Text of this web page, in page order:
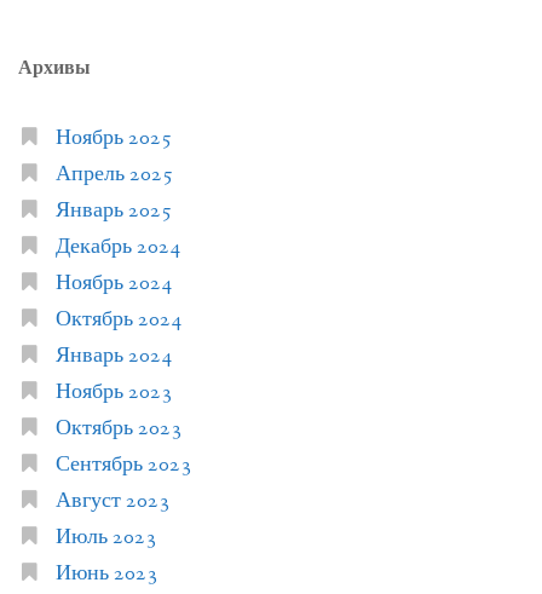
Архивы
Ноябрь 2025
Апрель 2025
Январь 2025
Декабрь 2024
Ноябрь 2024
Октябрь 2024
Январь 2024
Ноябрь 2023
Октябрь 2023
Сентябрь 2023
Август 2023
Июль 2023
Июнь 2023